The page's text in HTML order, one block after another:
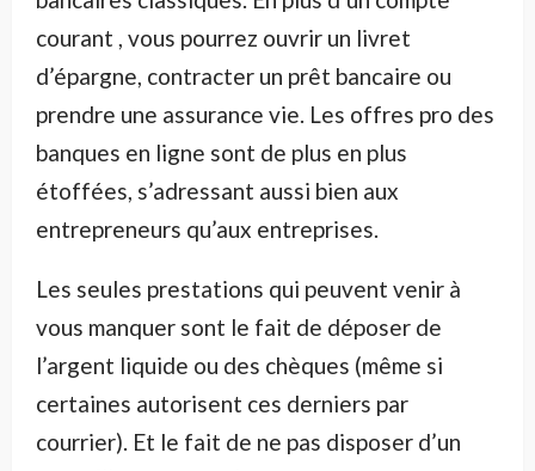
courant , vous pourrez ouvrir un livret
d’épargne, contracter un prêt bancaire ou
prendre une assurance vie. Les offres pro des
banques en ligne sont de plus en plus
étoffées, s’adressant aussi bien aux
entrepreneurs qu’aux entreprises.
Les seules prestations qui peuvent venir à
vous manquer sont le fait de déposer de
l’argent liquide ou des chèques (même si
certaines autorisent ces derniers par
courrier). Et le fait de ne pas disposer d’un